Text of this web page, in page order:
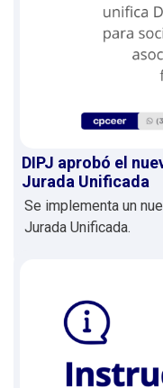
DIPJ aprobó el
Jurada Unificada
Se implementa un
Jurada Unificada.